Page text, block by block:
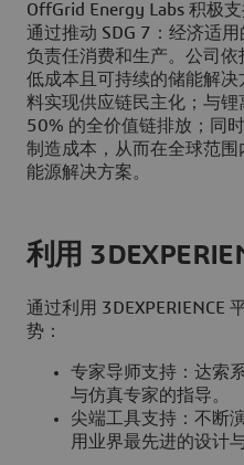
OffGrid Energy Labs 积极
通过推动 SDG 7：经济适
负责任消费和生产。公司依
低成本且可持续的储能解
料实现供应链民主化；与
50% 的全价值链排放；同
制造成本，从而在全球范
能源解决方案。
利用
通过利用 3DEXPERIENCE
势：
专家导师支持：达索
与仿真专家的指导。
尖端工具支持：不断
用业界最先进的设计